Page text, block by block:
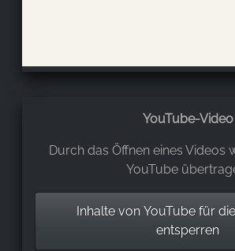
YouTube-Video
Durch das Öffnen eines Videos
YouTube
Inhalte von YouTube für
entsperren